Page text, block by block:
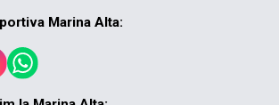
Marina Alta: